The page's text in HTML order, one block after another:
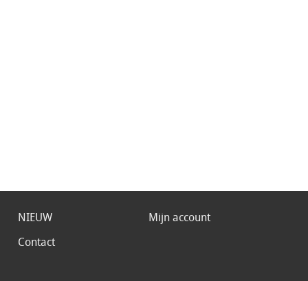
NIEUW
Mijn account
Contact